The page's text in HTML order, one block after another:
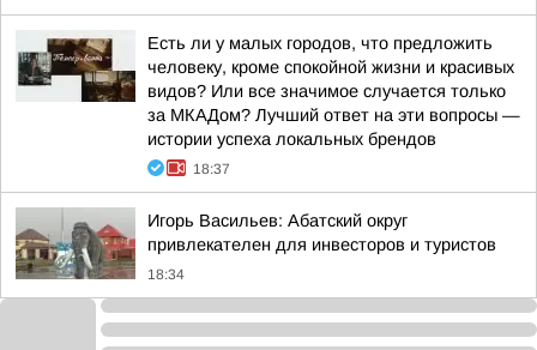
Есть ли у малых городов, что предложить
человеку, кроме спокойной жизни и красивых
видов? Или все значимое случается только
за МКАДом? Лучший ответ на эти вопросы —
истории успеха локальных брендов
18:37
Игорь Васильев: Абатский округ
привлекателен для инвесторов и туристов
18:34